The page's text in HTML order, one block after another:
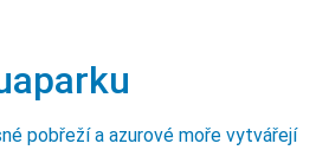
pobřeží a azurové moře vytvářejí